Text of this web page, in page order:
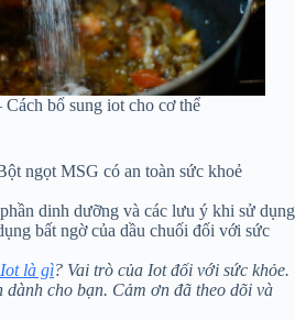
bổ sung iot cho cơ thể
ngọt MSG có an toàn sức khoẻ
dinh dưỡng và các lưu ý khi sử dụng
bất ngờ của dầu chuối đối với sức
là gì? Vai trò của Iot đối với sức khỏe.
dành cho bạn. Cảm ơn đã theo dõi và